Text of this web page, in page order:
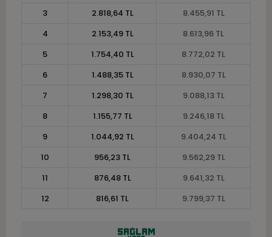
3
2.818,64 TL
8.455,91 TL
4
2.153,49 TL
8.613,96 TL
5
1.754,40 TL
8.772,02 TL
6
1.488,35 TL
8.930,07 TL
7
1.298,30 TL
9.088,13 TL
8
1.155,77 TL
9.246,18 TL
9
1.044,92 TL
9.404,24 TL
10
956,23 TL
9.562,29 TL
11
876,48 TL
9.641,32 TL
12
816,61 TL 9.799,37 TL